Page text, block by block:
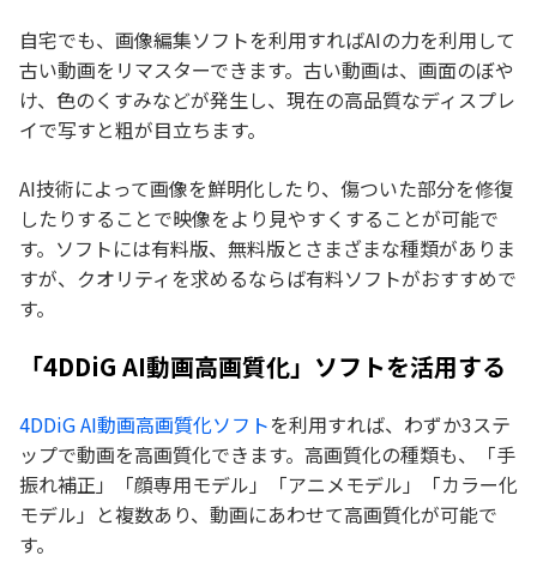
自宅でも、画像編集ソフトを利用すればAIの力を利用して
古い動画をリマスターできます。古い動画は、画面のぼや
け、色のくすみなどが発生し、現在の高品質なディスプレ
イで写すと粗が目立ちます。
AI技術によって画像を鮮明化したり、傷ついた部分を修復
したりすることで映像をより見やすくすることが可能で
す。ソフトには有料版、無料版とさまざまな種類がありま
すが、クオリティを求めるならば有料ソフトがおすすめで
す。
「4DDiG AI動画高画質化」ソフトを活用する
4DDiG AI動画高画質化ソフトを利用すれば、わずか3ステ
ップで動画を高画質化できます。高画質化の種類も、「手
振れ補正」「顔専用モデル」「アニメモデル」「カラー化
モデル」と複数あり、動画にあわせて高画質化が可能で
す。